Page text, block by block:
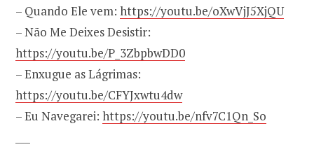
– Quando Ele vem: https://youtu.be/oXwVjJ5XjQU
– Não Me Deixes Desistir:
https://youtu.be/P_3ZbpbwDD0
– Enxugue as Lágrimas:
https://youtu.be/CFYJxwtu4dw
– Eu Navegarei: https://youtu.be/nfv7C1Qn_So